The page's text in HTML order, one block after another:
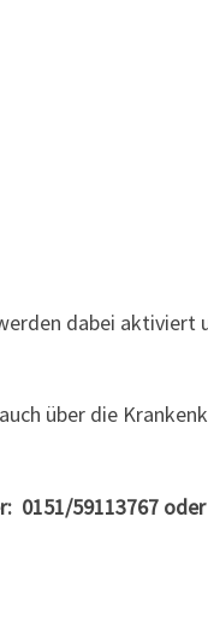
dabei aktiviert
über die
0151/59113767 oder